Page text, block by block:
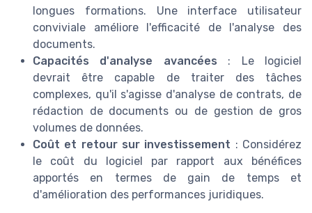
longues formations. Une interface utilisateur
conviviale améliore l'efficacité de l'analyse des
documents.
Capacités d'analyse avancées : Le logiciel
devrait être capable de traiter des tâches
complexes, qu'il s'agisse d'analyse de contrats, de
rédaction de documents ou de gestion de gros
volumes de données.
Coût et retour sur investissement : Considérez
le coût du logiciel par rapport aux bénéfices
apportés en termes de gain de temps et
d'amélioration des performances juridiques.